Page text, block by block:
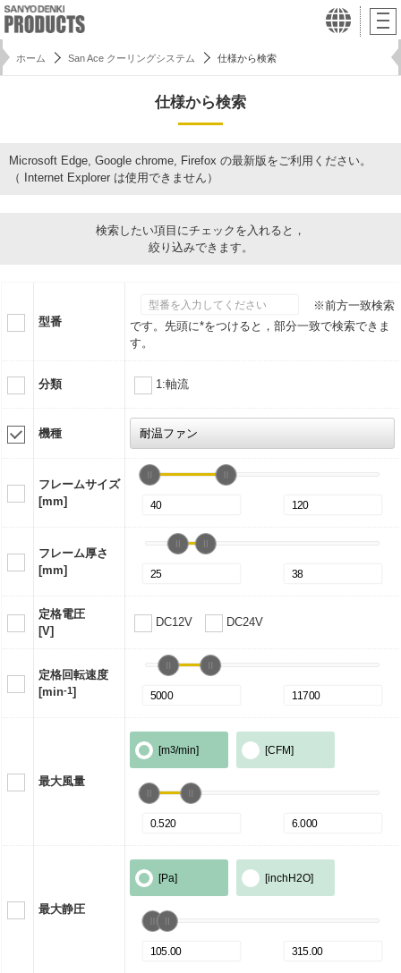
ホーム San Ace クーリングシステム 仕様から検索
仕様から検索
Microsoft Edge, Google chrome, Firefox の最新版をご利用ください。
（ Internet Explorer は使用できません）
検索したい項目にチェックを入れると，
絞り込みできます。
型番
※前方一致検索
です。先頭に*をつけると，部分一致で検索できま
す。
分類 1:軸流
機種
フレームサイズ
[mm]
フレーム厚さ
[mm]
定格電圧
[V]
DC12V DC24V
定格回転速度
[min-1]
最大風量
[m3/min] [CFM]
最大静圧
[Pa] [inchH2O]